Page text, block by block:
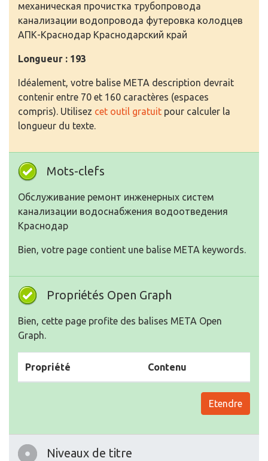
механическая прочистка трубопровода
канализации водопровода футеровка колодцев
АПК-Краснодар Краснодарский край
Longueur : 193
Idéalement, votre balise META description devrait
contenir entre 70 et 160 caractères (espaces
compris). Utilisez cet outil gratuit pour calculer la
longueur du texte.
Mots-clefs
Обслуживание ремонт инженерных систем
канализации водоснабжения водоотведения
Краснодар
Bien, votre page contient une balise META keywords.
Propriétés Open Graph
Bien, cette page profite des balises META Open
Graph.
Propriété Contenu
Etendre
Niveaux de titre